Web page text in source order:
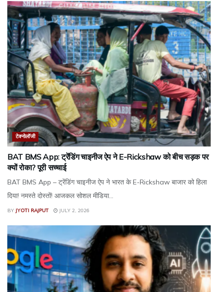
टेक्नोलॉजी
BAT BMS App: ट्रेंडिंग चाइनीज ऐप ने E-Rickshaw को बीच सड़क पर
क्यों रोका? पूरी सच्चाई
BAT BMS App – ट्रेंडिंग चाइनीज ऐप ने भारत के E-Rickshaw बाजार को हिला
दिया! नमस्ते दोस्तों! आजकल सोशल मीडिया...
BY JYOTI RAJPUT JULY 2, 2026